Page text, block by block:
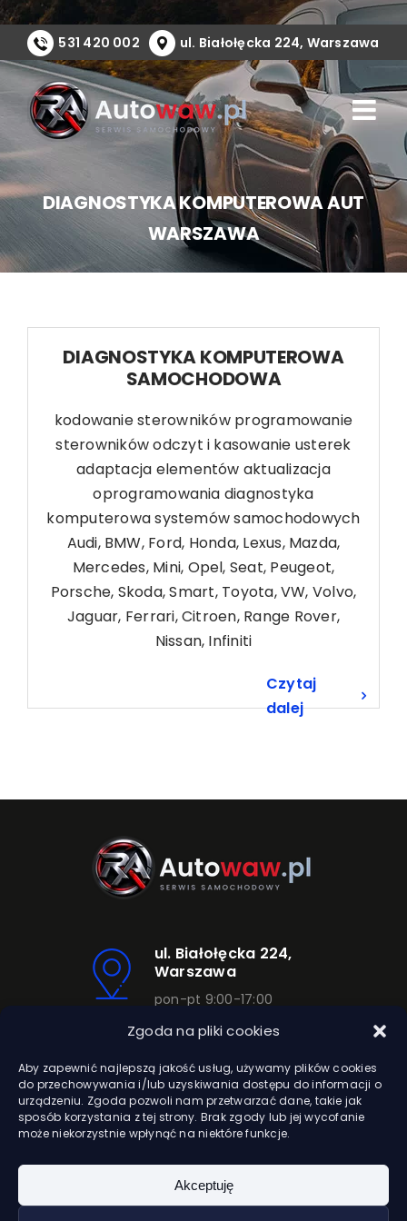
Zgoda na pliki cookies
Aby zapewnić najlepszą jakość usług, używamy plików cookies
do przechowywania i/lub uzyskiwania dostępu do informacji o
urządzeniu. Zgoda pozwoli nam przetwarzać dane, takie jak
sposób korzystania z tej strony. Brak zgody lub jej wycofanie
może niekorzystnie wpłynąć na niektóre funkcje.
Akceptuję
Przejdź
zawartości
531 420 002 ul. Białołęcka 224, Warszawa
DIAGNOSTYKA KOMPUTEROWA AUT
WARSZAWA
DIAGNOSTYKA KOMPUTEROWA
SAMOCHODOWA
kodowanie sterowników programowanie
sterowników odczyt i kasowanie usterek
adaptacja elementów aktualizacja
oprogramowania diagnostyka
komputerowa systemów samochodowych
Audi, BMW, Ford, Honda, Lexus, Mazda,
Mercedes, Mini, Opel, Seat, Peugeot,
Porsche, Skoda, Smart, Toyota, VW, Volvo,
Jaguar, Ferrari, Citroen, Range Rover,
Nissan, Infiniti
Czytaj
dalej
ul. Białołęcka 224,
Warszawa
pon-pt 9:00-17:00
Telefon
531 420 002